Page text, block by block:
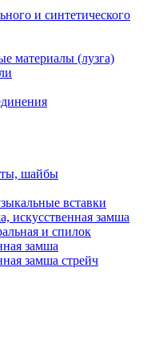
и синтетического
материалы (лузга)
шайбы
вставки
искусственная замша
и спилок
замша
замша стрейч